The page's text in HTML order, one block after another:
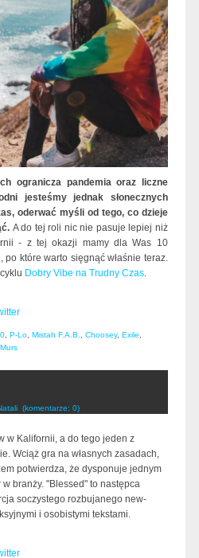
ogranicza pandemia oraz liczne
jesteśmy jednak słonecznych
oderwać myśli od tego, co dzieje
A do tej roli nic nie pasuje lepiej niż
- z tej okazji mamy dla Was 10
które warto sięgnąć właśnie teraz.
Dobry Vibe na Trudny Czas.
P-Lo Mistah F.A.B. Choosey, Exile
Murs
(komentarze: 0)
w Kalifornii, a do tego jeden z
Wciąż gra na własnych zasadach,
potwierdza, że dysponuje jednym
branży. "Blessed" to następca
soczystego rozbujanego new-
i osobistymi tekstami.